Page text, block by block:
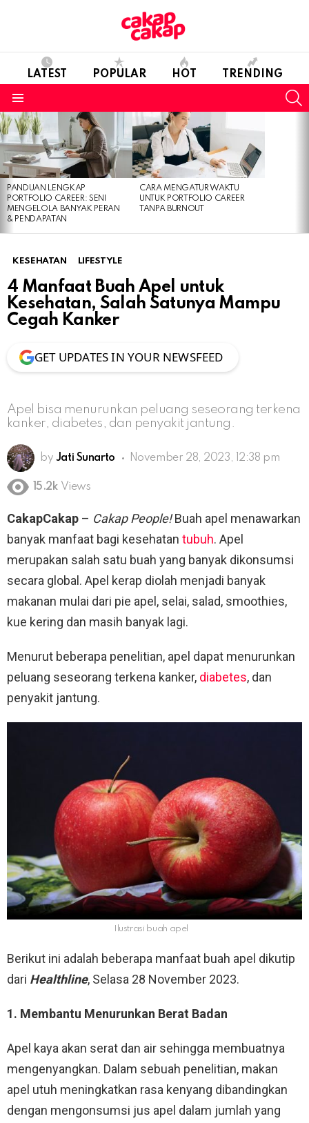
LATEST POPULAR HOT TRENDING
LATEST
STORIES
PANDUAN LENGKAP
PORTFOLIO CAREER: SENI
MENGELOLA BANYAK PERAN
& PENDAPATAN
CARA MENGATUR WAKTU
UNTUK PORTFOLIO CAREER
TANPA BURNOUT
KESEHATAN LIFESTYLE
4 Manfaat Buah Apel untuk
Kesehatan, Salah Satunya Mampu
Cegah Kanker
GET UPDATES IN YOUR NEWSFEED
Apel bisa menurunkan peluang seseorang terkena
kanker, diabetes, dan penyakit jantung.
by Jati Sunarto November 28, 2023, 12:38 pm
15.2k Views
CakapCakap – Cakap People!Buah apel menawarkan
banyak manfaat bagi kesehatan tubuh. Apel
merupakan salah satu buah yang banyak dikonsumsi
secara global. Apel kerap diolah menjadi banyak
makanan mulai dari pie apel, selai, salad, smoothies,
kue kering dan masih banyak lagi.
Menurut beberapa penelitian, apel dapat menurunkan
peluang seseorang terkena kanker, diabetes, dan
penyakit jantung.
Ilustrasi buah apel
Berikut ini adalah beberapa manfaat buah apel dikutip
dari Healthline, Selasa 28 November 2023.
1. Membantu Menurunkan Berat Badan
Apel kaya akan serat dan air sehingga membuatnya
mengenyangkan. Dalam sebuah penelitian, makan
apel utuh meningkatkan rasa kenyang dibandingkan
dengan mengonsumsi jus apel dalam jumlah yang